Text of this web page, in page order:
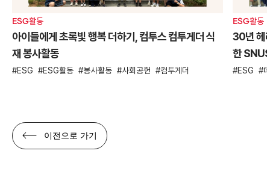
ESG활동
아이들에게 초록빛 행복 더하기, 컴투스 컴투게더 식
재 봉사활동
ESG ESG활동 봉사활동 사회공헌 컴투게더
ESG활동
30년 헤
한
ESG
이전으로 가기